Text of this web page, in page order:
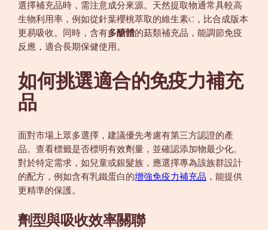
選擇補充品時，需注意成分來源。天然提取物通常具較高
生物利用率，例如從針葉櫻桃萃取的維生素C，比合成版本
更易吸收。同時，含有多醣體的菇類補充品，能調節免疫
反應，適合長期保健使用。
如何挑選適合的免疫力補充
品
面對市場上眾多選擇，建議優先考慮有第三方認證的產
品。查看標籤是否標明有效劑量，並確認添加物最少化。
對於特定需求，如兒童或銀髮族，應選擇專為該族群設計
的配方，例如含有乳鐵蛋白的增強免疫力補充品 ，能提供
更精準的保護。
劑型與吸收效率關聯